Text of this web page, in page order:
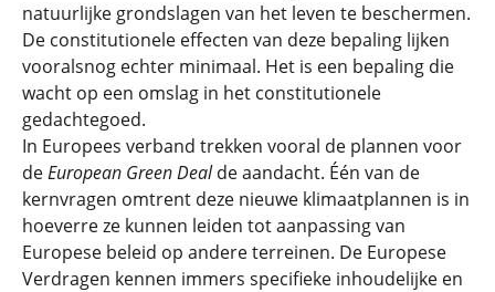
natuurlijke grondslagen van het leven te beschermen.
De constitutionele effecten van deze bepaling lijken
vooralsnog echter minimaal. Het is een bepaling die
wacht op een omslag in het constitutionele
gedachtegoed.
In Europees verband trekken vooral de plannen voor
deEuropean Green Dealde aandacht. Één van de
kernvragen omtrent deze nieuwe klimaatplannen is in
hoeverre ze kunnen leiden tot aanpassing van
Europese beleid op andere terreinen. De Europese
Verdragen kennen immers specifieke inhoudelijke en